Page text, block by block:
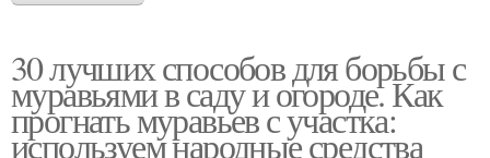
30 лучших способов для борьбы с
муравьями в саду и огороде. Как
прогнать муравьев с участка:
используем народные средства